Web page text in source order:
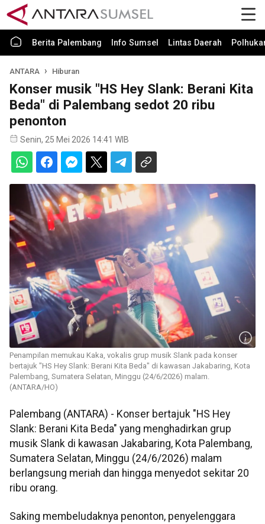
Berita Palembang Info Sumsel Lintas Daerah
ANTARA Hiburan
Konser musik "HS Hey Slank: Berani Kita
Beda" di Palembang sedot 20 ribu
penonton
Senin, 25 Mei 2026 14:41 WIB
Penampilan memukau Kaka, vokalis grup musik Slank pada konser
bertajuk "HS Hey Slank: Berani Kita Beda" di kawasan Jakabaring, Kota
Palembang, Sumatera Selatan, Minggu (24/6/2026) malam.
(ANTARA/HO)
Palembang (ANTARA) - Konser bertajuk "HS Hey
Slank: Berani Kita Beda" yang menghadirkan grup
musik Slank di kawasan Jakabaring, Kota Palembang,
Sumatera Selatan, Minggu (24/6/2026) malam
berlangsung meriah dan hingga menyedot sekitar 20
ribu orang.
Saking membeludaknya penonton, penyelenggara